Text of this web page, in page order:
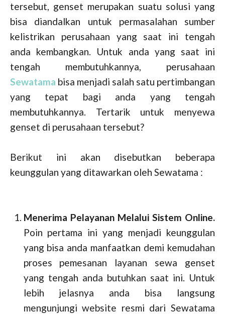
tersebut, genset merupakan suatu solusi yang
bisa diandalkan untuk permasalahan sumber
kelistrikan perusahaan yang saat ini tengah
anda kembangkan. Untuk anda yang saat ini
tengah membutuhkannya, perusahaan
Sewatama bisa menjadi salah satu pertimbangan
yang tepat bagi anda yang tengah
membutuhkannya. Tertarik untuk menyewa
genset di perusahaan tersebut?
Berikut ini akan disebutkan beberapa
keunggulan yang ditawarkan oleh Sewatama :
Menerima Pelayanan Melalui Sistem Online.
Poin pertama ini yang menjadi keunggulan
yang bisa anda manfaatkan demi kemudahan
proses pemesanan layanan sewa genset
yang tengah anda butuhkan saat ini. Untuk
lebih jelasnya anda bisa langsung
mengunjungi website resmi dari Sewatama